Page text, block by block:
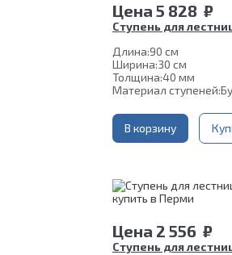
Цена 5 828 ₽
Ступень для
Длина:90 см
Ширина:30 см
Толщина:40 мм
Материал ступеней:
В корзину
Цена 2 556 ₽
Ступень для